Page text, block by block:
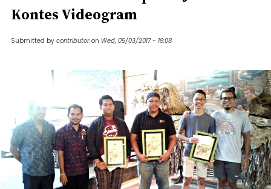
Kontes Videogram
Submitted by contributor on Wed, 05/03/2017 - 19:08